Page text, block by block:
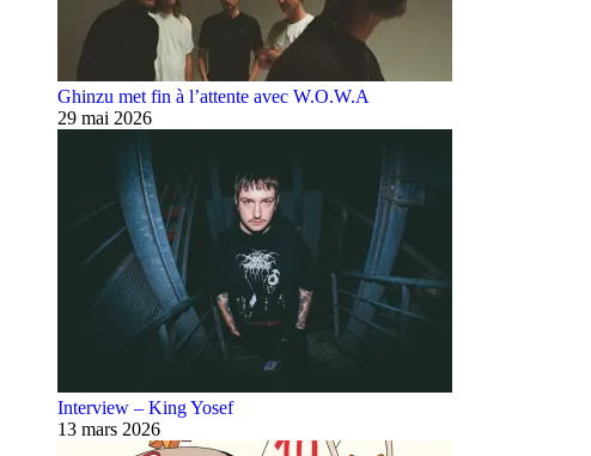
Ghinzu met fin à l’attente avec W.O.W.A
29 mai 2026
Interview – King Yosef
13 mars 2026